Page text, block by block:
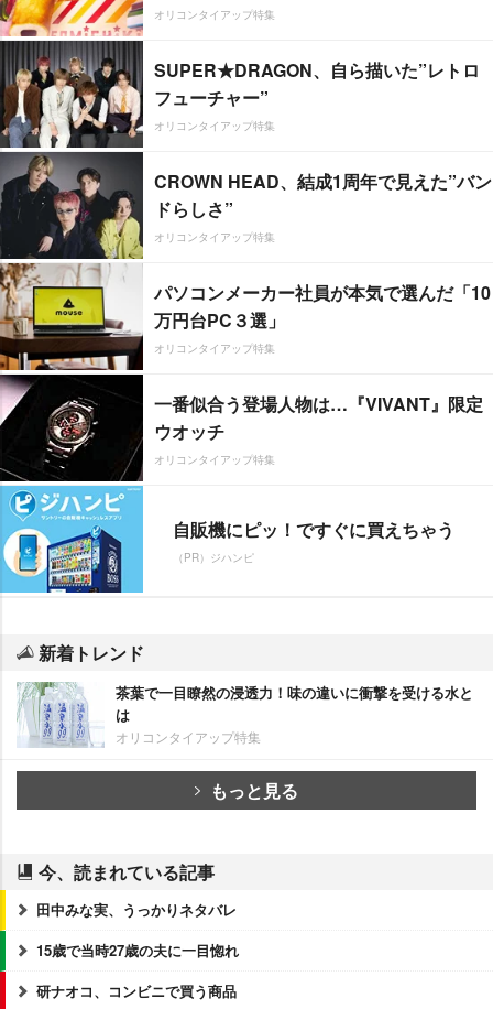
オリコンタイアップ特集
SUPER★DRAGON、自ら描いた”レトロ
フューチャー”
オリコンタイアップ特集
CROWN HEAD、結成1周年で見えた”バン
ドらしさ”
オリコンタイアップ特集
パソコンメーカー社員が本気で選んだ「10
万円台PC３選」
オリコンタイアップ特集
一番似合う登場人物は…『VIVANT』限定
ウオッチ
オリコンタイアップ特集
自販機にピッ！ですぐに買えちゃう
（PR）ジハンピ
新着トレンド
茶葉で一目瞭然の浸透力！味の違いに衝撃を受ける水と
は
オリコンタイアップ特集
もっと見る
今、読まれている記事
田中みな実、うっかりネタバレ
15歳で当時27歳の夫に一目惚れ
研ナオコ、コンビニで買う商品